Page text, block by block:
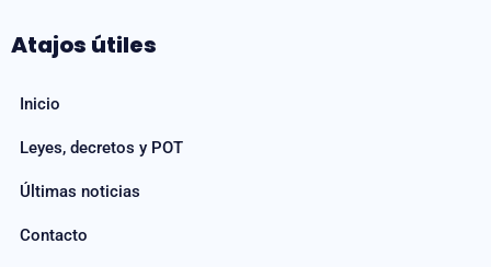
Atajos útiles
Inicio
Leyes, decretos y POT
Últimas noticias
Contacto